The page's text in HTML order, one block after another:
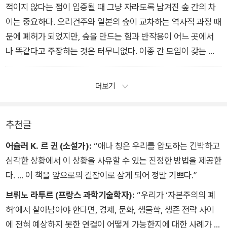
운 공간에서도 잘 자랐다. 캐스케이드산맥 숲 서부에서는 유기
질 토양이 쓸려 내려간 오래된 진흙 언덕에 모여 산다. 로지폴소
나무는 송이버섯과 함께 자라기에 튼튼하다.
선별적인 벌목은 로지폴소나무에 이로웠다. 혼합 침염수림에
서 벌목꾼은 최고의 재목을 골랐고 나머지는 남겨두었다. 잘리다
남겨진 사탕소나무는 살아 있는 개체가 드물어졌음에도 높은 산
벌목을 위해 냈다가 방치된 도로를 가득 채운다.
적이지 않다는 점이 입증될 때 그냥 자라도록 남겨진 숲 간의 차
이는 중요하다. 오리건주와 일본의 숲이 교차하는 역사적 과정 때
문에 폐허가 되었지만, 숲을 만드는 힘과 반작용이 어느 곳에서
나 똑같다고 주장하는 것은 터무니없다. 이종 간 모임이 갖는 특
이성은중요하다. 전 세계를 포괄하는 힘이 존재하고 있음에도 세
계가 여전히 생태적 이질성을 띠는 이유가 그것이다. 글로벌 조율
의 깨진 조각들을 따라가고 많은 패치 속으로 들어가고 나갈 필요
가 있다.
글로벌 권력이 작용하는 곳에서 나타나는 쉽게 규정할 수 없는 마
주침은 여전히 중요하다.
더보기
추천글
어슐러 K. 르 귄 (소설가): “애나 칭은 우리를 압도하는 긴박하고
심각한 상황에서 이 상황을 사유할 수 있는 진정한 방법을 제공한
다. … 이 책을 앞으로의 길잡이로 삼게 되어 정말 기쁘다.”
브뤼노 라투르 (프랑스 과학기술학자): “우리가 ‘자본주의의 폐
허’에서 살아남아야 한다면, 경제, 문화, 생물학, 생존 전략 사이
에 전혀 예상하지 못한 연결이 어떻게 가능한지에 대한 사례가 필